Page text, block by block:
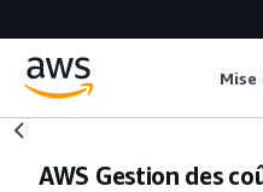
AWS Gestion des